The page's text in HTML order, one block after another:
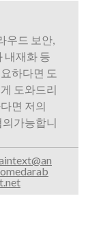
우드 보안,
내재화 등
하다면 도
도와드리
면 저의
가능합니